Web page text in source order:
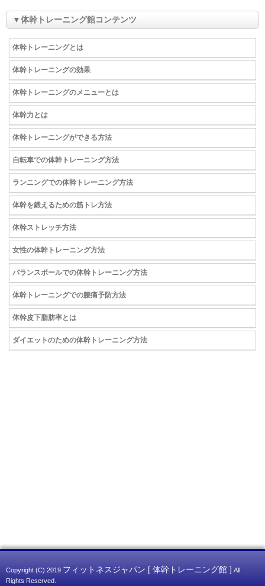
▼体幹トレーニング館コンテンツ
体幹トレーニングとは
体幹トレーニングの効果
体幹トレーニングのメニューとは
体幹力とは
体幹トレーニングができる方法
自転車での体幹トレーニング方法
ランニングでの体幹トレーニング方法
体幹を鍛えるための筋トレ方法
体幹ストレッチ方法
女性の体幹トレーニング方法
バランスボールでの体幹トレーニング方法
体幹トレーニングでの腰痛予防方法
体幹皮下脂肪率とは
ダイエットのための体幹トレーニング方法
Copyright (C) 2019 フィットネスジャパン [ 体幹トレーニング館 ] All
Rights Reserved.